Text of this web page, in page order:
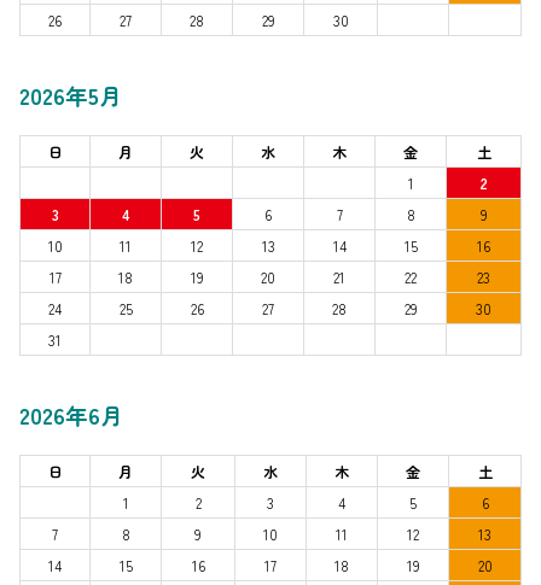
26
27 28 29 30
2026年5月
日 月 火 水 木 金
土
1
2
3
4 5 6 7 8
9
10
11 12 13 14 15
16
17
18 19 20 21 22
23
24
25 26 27 28 29
30
31
2026年6月
日 月 火 水 木 金
土
1
2 3 4 5
6
7
8 9 10 11 12
13
14
15 16 17 18 19
20